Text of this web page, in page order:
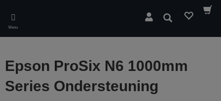
main
content
Menu
Zoeken
Epson ProSix N6 1000mm
Series Ondersteuning